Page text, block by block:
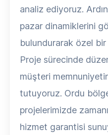
analiz ediyoruz.
pazar dinamiklerini
bulundurarak özel
Proje sürecinde
müşteri
tutuyoruz. Ordu
projelerimizde
hizmet garantisi